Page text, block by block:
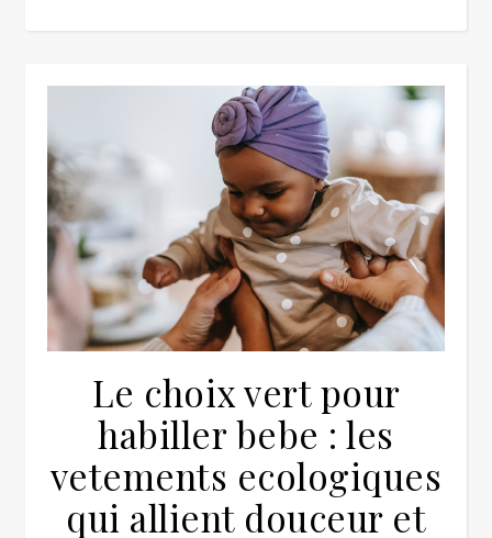
Le choix vert pour
habiller bebe : les
vetements ecologiques
qui allient douceur et